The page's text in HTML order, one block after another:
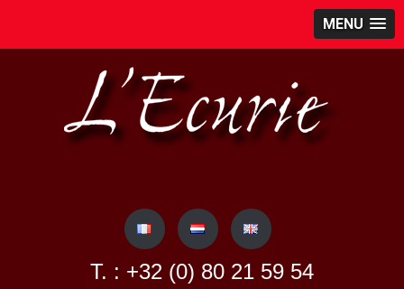
MENU
T. : +32 (0) 80 21 59 54